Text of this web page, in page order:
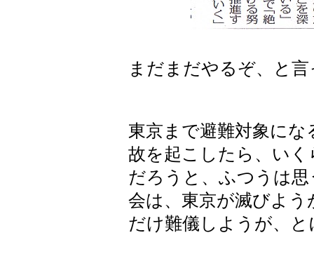
まだまだやるぞ、と
東京まで避難対象に
故を起こしたら、い
だろうと、ふつうは
会は、東京が滅びよ
だけ難儀しようが、